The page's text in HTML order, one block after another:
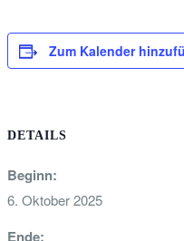
Zum Kalender
DETAILS
Beginn:
6. Oktober 2025
Ende: